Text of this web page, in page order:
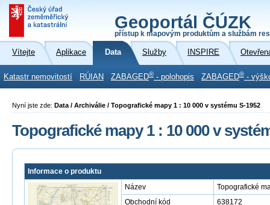
Geoportál ČÚZK
přístup k mapovým produktům a službám
Vítejte Aplikace Data Služby INSPIRE
Katastr nemovitostí RÚIAN ZABAGED® - polohopis ZABAGED® -
Nyní jste zde: Data / Archiválie / Topografické mapy 1 : 10 000 v systému S-1952
Topografické mapy 1 : 10 000 v
Informace o produktu
Název
Topografické
Obchodní kód
638172